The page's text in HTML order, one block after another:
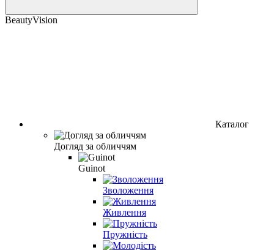
BeautyVision
Каталог
Догляд за обличчям
Guinot
Зволоження
Живлення
Пружність